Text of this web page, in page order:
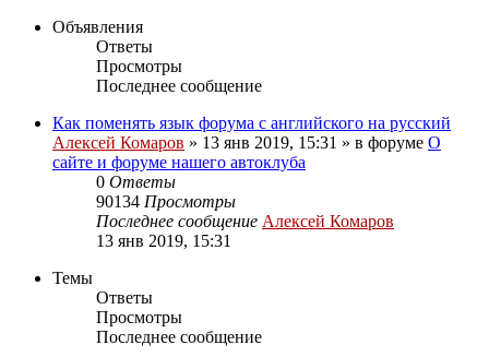
Объявления
Ответы
Просмотры
Последнее сообщение
Как поменять язык форума с английского на русский
Алексей Комаров » 13 янв 2019, 15:31 » в форуме О
сайте и форуме нашего автоклуба
0 Ответы
90134 Просмотры
Последнее сообщение Алексей Комаров
13 янв 2019, 15:31
Темы
Ответы
Просмотры
Последнее сообщение